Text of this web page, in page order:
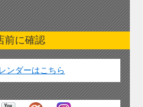
前に確認
ンダーはこちら